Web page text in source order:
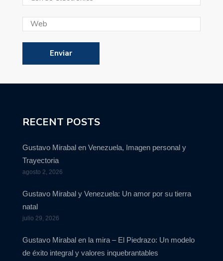
RECENT POSTS
Gustavo Mirabal en Venezuela, Imagen personal y
Trayectoria
agosto 2, 2026
Gustavo Mirabal y Venezuela: Un amor por su tierra
natal
julio 29, 2026
Gustavo Mirabal en la mira – El Piedrazo: Un modelo
de éxito integral y valores inquebrantables